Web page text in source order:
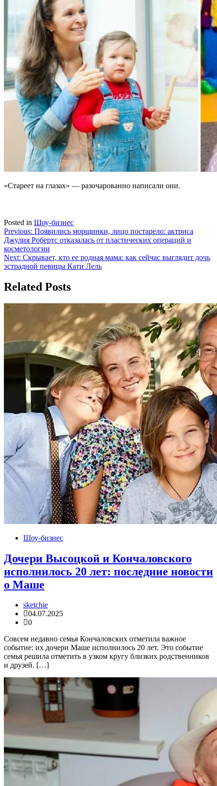
«Стареет на глазах» — разочарованно написали они.
Posted in Шоу-бизнес
Навигация
по
записям
Previous: Появились морщинки, лицо постарело: актриса
Джулия Робертс отказалась от пластических операций и
косметологии
Next: Скрывает, кто ее родная мама: как сейчас выглядит дочь
эстрадной певицы Кати Лель
Related Posts
Шоу-бизнес
Дочери Высоцкой и Кончаловского
исполнилось 20 лет: последние новости
о Маше
sketchie
04.07.2025
0
Совсем недавно семья Кончаловских отметила важное
событие: их дочери Маше исполнилось 20 лет. Это событие
семья решила отметить в узком кругу близких родственников
и друзей. […]